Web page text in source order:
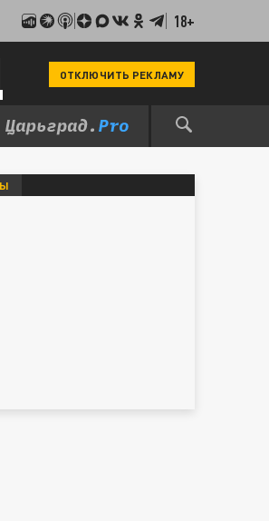
18+
ОТКЛЮЧИТЬ РЕКЛАМУ